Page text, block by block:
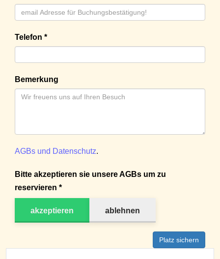
Telefon *
Bemerkung
AGBs und Datenschutz.
Bitte akzeptieren sie unsere AGBs um zu
reservieren *
akzeptieren ablehnen
Platz sichern